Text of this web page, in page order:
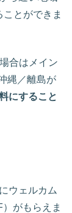
とができま
合はメイン
縄／離島が
にすること
ウェルカム
がもらえま